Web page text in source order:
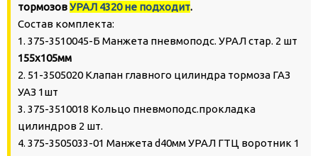
тормозовУРАЛ 4320 не подходит.
Состав комплекта:
1. 375-3510045-Б Манжета пневмоподс. УРАЛ стар. 2 шт
155х105мм
2. 51-3505020 Клапан главного цилиндра тормоза ГАЗ
УАЗ 1шт
3. 375-3510018 Кольцо пневмоподс.прокладка
цилиндров 2 шт.
4. 375-3505033-01 Манжета d40мм УРАЛ ГТЦ воротник 1